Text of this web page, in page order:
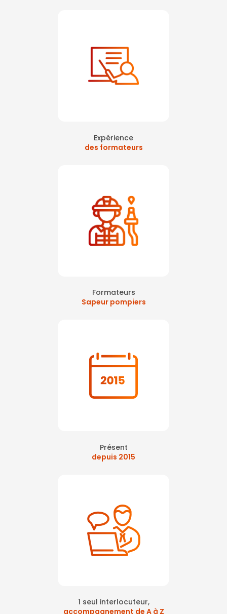
Expérience
des formateurs
Formateurs
Sapeur pompiers
Présent
depuis 2015
1 seul interlocuteur,
accompagnement de A à Z